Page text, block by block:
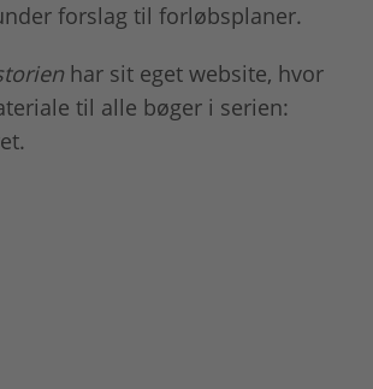
forslag til forløbsplaner.
har sit eget website, hvor
til alle bøger i serien: